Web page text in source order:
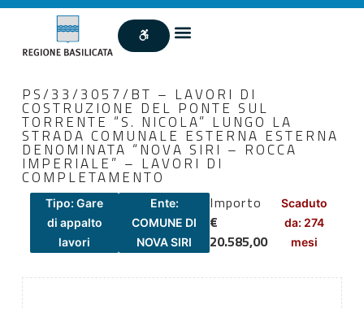
PS/33/3057/BT – LAVORI DI
COSTRUZIONE DEL PONTE SUL
TORRENTE “S. NICOLA” LUNGO LA
STRADA COMUNALE ESTERNA ESTERNA
DENOMINATA “NOVA SIRI – ROCCA
IMPERIALE” – LAVORI DI
COMPLETAMENTO
Tipo: Gare
di appalto
lavori
Ente:
COMUNE DI
NOVA SIRI
Importo
€
20.585,00
Scaduto
da: 274
mesi